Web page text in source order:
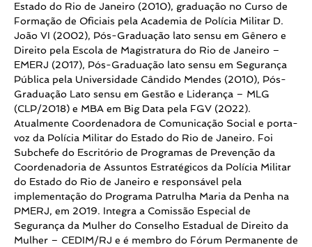
Estado do Rio de Janeiro (2010), graduação no Curso de
Formação de Oficiais pela Academia de Polícia Militar D.
João VI (2002), Pós-Graduação lato sensu em Gênero e
Direito pela Escola de Magistratura do Rio de Janeiro –
EMERJ (2017), Pós-Graduação lato sensu em Segurança
Pública pela Universidade Cândido Mendes (2010), Pós-
Graduação Lato sensu em Gestão e Liderança – MLG
(CLP/2018) e MBA em Big Data pela FGV (2022).
Atualmente Coordenadora de Comunicação Social e porta-
voz da Polícia Militar do Estado do Rio de Janeiro. Foi
Subchefe do Escritório de Programas de Prevenção da
Coordenadoria de Assuntos Estratégicos da Polícia Militar
do Estado do Rio de Janeiro e responsável pela
implementação do Programa Patrulha Maria da Penha na
PMERJ, em 2019. Integra a Comissão Especial de
Segurança da Mulher do Conselho Estadual de Direito da
Mulher – CEDIM/RJ e é membro do Fórum Permanente de